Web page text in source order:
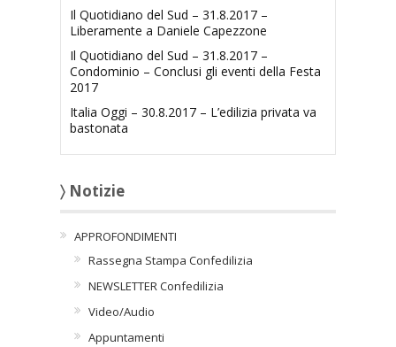
Il Quotidiano del Sud – 31.8.2017 –
Liberamente a Daniele Capezzone
Il Quotidiano del Sud – 31.8.2017 –
Condominio – Conclusi gli eventi della Festa
2017
Italia Oggi – 30.8.2017 – L’edilizia privata va
bastonata
〉 Notizie
APPROFONDIMENTI
Rassegna Stampa Confedilizia
NEWSLETTER Confedilizia
Video/Audio
Appuntamenti